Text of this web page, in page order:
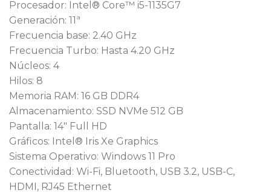
Procesador: Intel® Core™ i5-1135G7
Generación: 11ª
Frecuencia base: 2.40 GHz
Frecuencia Turbo: Hasta 4.20 GHz
Núcleos: 4
Hilos: 8
Memoria RAM: 16 GB DDR4
Almacenamiento: SSD NVMe 512 GB
Pantalla: 14″ Full HD
Gráficos: Intel® Iris Xe Graphics
Sistema Operativo: Windows 11 Pro
Conectividad: Wi-Fi, Bluetooth, USB 3.2, USB-C,
HDMI, RJ45 Ethernet